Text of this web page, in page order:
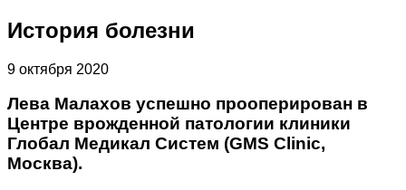
История болезни
9 октября 2020
Лева Малахов успешно прооперирован в
Центре врожденной патологии клиники
Глобал Медикал Систем (GMS Clinic,
Москва).